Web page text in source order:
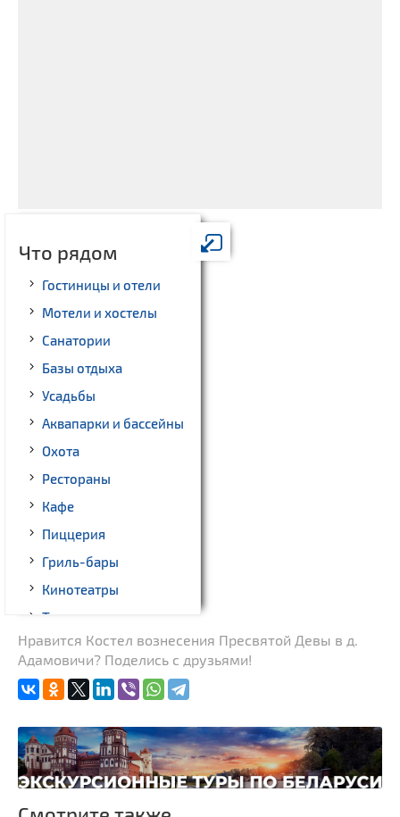
Что рядом
Гостиницы и отели
Мотели и хостелы
Санатории
Базы отдыха
Усадьбы
Аквапарки и бассейны
Охота
Рестораны
Кафе
Пиццерия
Гриль-бары
Кинотеатры
Театры
Ночные клубы
Бильярд
Казино
Торговые центры,
универмаги
перевозки
Нравится Костел вознесения Пресвятой Девы в д.
Адамовичи? Поделись с друзьями!